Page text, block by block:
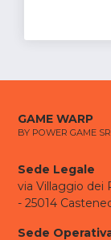
GAME WARP
BY POWER GAME
Sede Legale
via Villaggio dei
- 25014
Sede